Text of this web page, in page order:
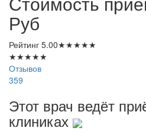
Руб
Рейтинг 5.00★★★★★
★★★★★
Отзывов
359
Этот врач ведёт
клиниках